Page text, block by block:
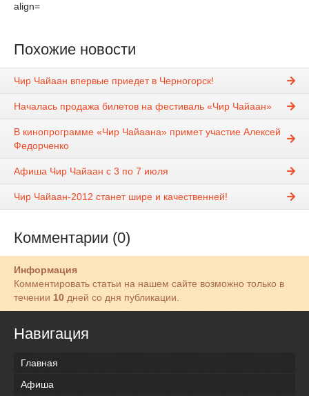
align=
Похожие новости
Чир Чайаан впервые приедет в Черногорск!
Началась продажа билетов на фестиваль «Чир Чайаан»
В кинопрограмме «Чир Чайаана» примет участие Алексей
Федорченко
Афиша Чир Чайаан с 3 по 7 июля
Чир Чайаан-2012 станет шире и качественней!
Комментарии (0)
Информация
Комментировать статьи на нашем сайте возможно только в
течении 10 дней со дня публикации.
Навигация
Главная
Афиша